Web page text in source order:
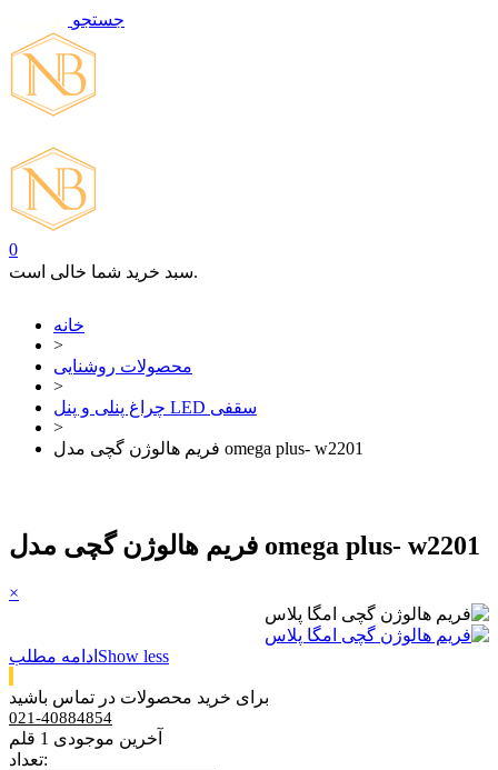
جستجو
0
سبد خرید شما خالی است.
خانه
>
محصولات روشنایی
>
چراغ پنلی و پنل LED سقفی
>
فریم هالوژن گچی مدل omega plus- w2201
فریم هالوژن گچی مدل omega plus- w2201
×
ادامه مطلب Show less
برای خرید محصولات در تماس باشید
021-40884854
آخرین موجودی 1 قلم
تعداد: